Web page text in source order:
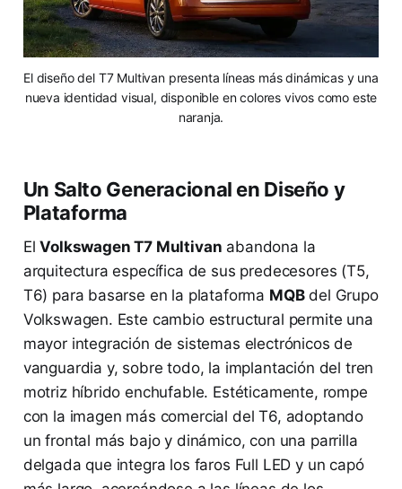
El diseño del T7 Multivan presenta líneas más dinámicas y una
nueva identidad visual, disponible en colores vivos como este
naranja.
Un Salto Generacional en Diseño y
Plataforma
ElVolkswagen T7 Multivan abandona la
arquitectura específica de sus predecesores (T5,
T6) para basarse en la plataforma MQBdel Grupo
Volkswagen. Este cambio estructural permite una
mayor integración de sistemas electrónicos de
vanguardia y, sobre todo, la implantación del tren
motriz híbrido enchufable. Estéticamente, rompe
con la imagen más comercial del T6, adoptando
un frontal más bajo y dinámico, con una parrilla
delgada que integra los faros Full LED y un capó